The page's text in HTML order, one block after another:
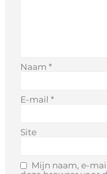
Naam *
E-mail *
Site
Mijn naam, e-